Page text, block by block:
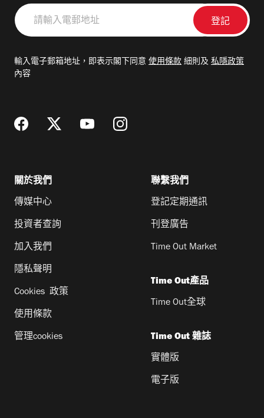
請
輸
郵
輸入電子郵箱地址，即表示閣下同意 使用條款 細則及 私隱政策
內容
關於我們
傳媒中心
投資者查詢
加入我們
隱私聲明
Cookies 政策
使用條款
管理cookies
聯繫我們
登記定期通訊
刊登廣告
Time Out Market
Time Out產品
Time Out全球
Time Out 雜誌
實體版
電子版